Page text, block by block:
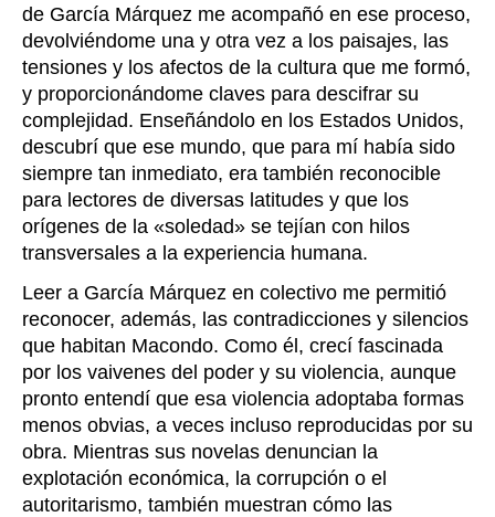
de García Márquez me acompañó en ese proceso,
devolviéndome una y otra vez a los paisajes, las
tensiones y los afectos de la cultura que me formó,
y proporcionándome claves para descifrar su
complejidad. Enseñándolo en los Estados Unidos,
descubrí que ese mundo, que para mí había sido
siempre tan inmediato, era también reconocible
para lectores de diversas latitudes y que los
orígenes de la «soledad» se tejían con hilos
transversales a la experiencia humana.
Leer a García Márquez en colectivo me permitió
reconocer, además, las contradicciones y silencios
que habitan Macondo. Como él, crecí fascinada
por los vaivenes del poder y su violencia, aunque
pronto entendí que esa violencia adoptaba formas
menos obvias, a veces incluso reproducidas por su
obra. Mientras sus novelas denuncian la
explotación económica, la corrupción o el
autoritarismo, también muestran cómo las